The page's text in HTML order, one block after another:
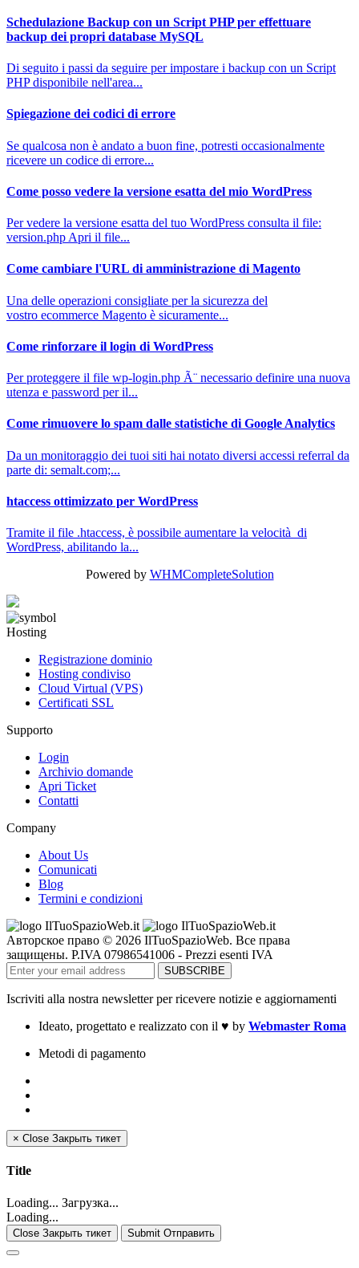
Schedulazione Backup con un Script PHP per effettuare
backup dei propri database MySQL
Di seguito i passi da seguire per impostare i backup con un Script
PHP disponibile nell'area...
Spiegazione dei codici di errore
Se qualcosa non è andato a buon fine, potresti occasionalmente
ricevere un codice di errore...
Come posso vedere la versione esatta del mio WordPress
Per vedere la versione esatta del tuo WordPress consulta il file:
version.php Apri il file...
Come cambiare l'URL di amministrazione di Magento
Una delle operazioni consigliate per la sicurezza del
vostro ecommerce Magento è sicuramente...
Come rinforzare il login di WordPress
Per proteggere il file wp-login.php Ã¨ necessario definire una nuova
utenza e password per il...
Come rimuovere lo spam dalle statistiche di Google Analytics
Da un monitoraggio dei tuoi siti hai notato diversi accessi referral da
parte di: semalt.com;...
htaccess ottimizzato per WordPress
Tramite il file .htaccess, è possibile aumentare la velocità di
WordPress, abilitando la...
Powered by WHMCompleteSolution
Hosting
Registrazione dominio
Hosting condiviso
Cloud Virtual (VPS)
Certificati SSL
Supporto
Login
Archivio domande
Apri Ticket
Contatti
Company
About Us
Comunicati
Blog
Termini e condizioni
Авторское право © 2026 IlTuoSpazioWeb. Все права
защищены. P.IVA 07986541006 - Prezzi esenti IVA
Iscriviti alla nostra newsletter per ricevere notizie e aggiornamenti
Ideato, progettato e realizzato con il ♥ by Webmaster Roma
Metodi di pagamento
× Close Закрыть тикет
Title
Loading... Загрузка...
Loading...
Close Закрыть тикет Submit Отправить